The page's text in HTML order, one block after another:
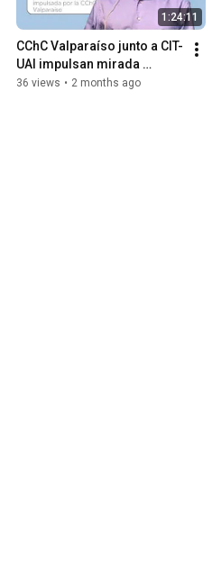
1:24:11
CChC Valparaíso junto a CIT-
UAI impulsan mirada
territorial
36 views • 2 months ago